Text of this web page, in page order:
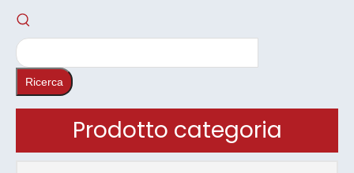
Ricerca
Prodotto categoria